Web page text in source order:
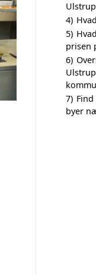
4)
5)
prisen
6)
7)
byer